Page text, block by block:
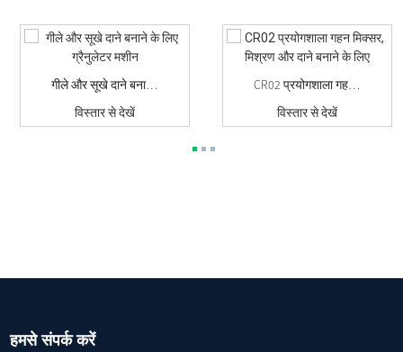
गीले और सूखे दाने बनाने के लिए ग्रैनुलेटर मशीन
विस्तार से देखें
CR02 प्रयोगशाला गहन मिश्रण मिक्सर, मिश्रण और...
विस्तार से देखें
हमसे संपर्क करें